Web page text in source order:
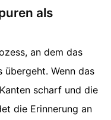
als
an dem das
übergeht. Wenn das
scharf und die
die Erinnerung an